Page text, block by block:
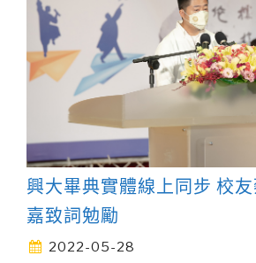
興大畢典實體線上同步 校
嘉致詞勉勵
2022-05-28